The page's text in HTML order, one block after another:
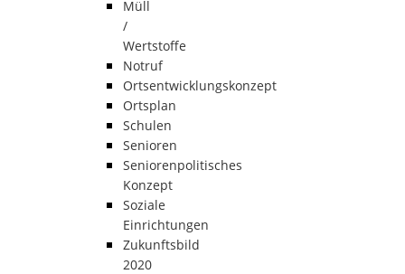
Müll
/
Wertstoffe
Notruf
Ortsentwicklungskonzept
Ortsplan
Schulen
Senioren
Seniorenpolitisches
Konzept
Soziale
Einrichtungen
Zukunftsbild
2020